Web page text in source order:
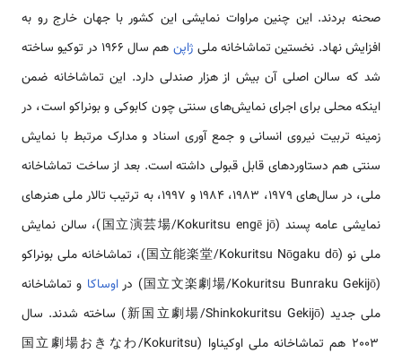
صحنه بردند. این چنین مراوات نمایشی این کشور با جهان خارج رو به
افزایش نهاد. نخستین تماشاخانه ملی ژاپن
هم سال 1966 در توکیو ساخته
شد که سالن اصلی آن بیش از هزار صندلی دارد. این تماشاخانه ضمن
اینکه محلی برای اجرای نمایش‌های سنتی چون کابوکی و بونراکو است، در
زمینه تربیت نیروی انسانی و جمع آوری اسناد و مدارک مرتبط با نمایش
سنتی هم دستاوردهای قابل قبولی داشته است. بعد از ساخت تماشاخانه
ملی، در سال‌های 1979، 1983، 1984 و 1997، به ترتیب تالار ملی هنرهای
نمایشی عامه پسند (国立演芸場/Kokuritsu engē jō)، سالن نمایش
ملی نو (国立能楽堂/Kokuritsu Nōgaku dō)، تماشاخانه ملی بونراکو
(国立文楽劇場/Kokuritsu Bunraku Gekijō) در
اوساکا و تماشاخانه
ملی جدید (新国立劇場/Shinkokuritsu Gekijō) ساخته شدند. سال
2003 هم تماشاخانه ملی اوکیناوا (国立劇場おきなわ/Kokuritsu